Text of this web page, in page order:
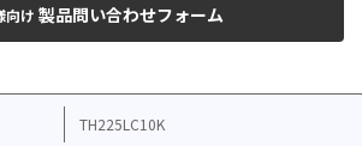
向け 製品問い合わせフォーム
TH225LC10K